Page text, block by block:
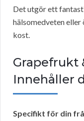
Det utgör ett
hälsomedveten eller
kost.
Grapefrukt
Innehåller
Specifikt för din